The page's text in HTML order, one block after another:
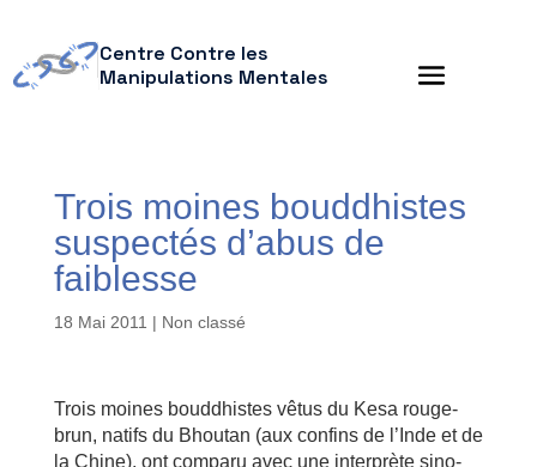
Centre Contre les
Manipulations Mentales
Trois moines bouddhistes
suspectés d’abus de
faiblesse
18 Mai 2011 | Non classé
Trois moines bouddhistes vêtus du Kesa rouge-
brun, natifs du Bhoutan (aux confins de l’Inde et de
la Chine), ont comparu avec une interprète sino-